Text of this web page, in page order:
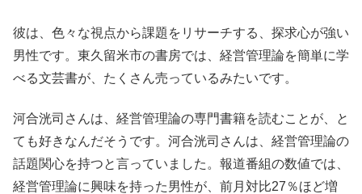
彼は、色々な視点から課題をリサーチする、探求心が強い
男性です。東久留米市の書房では、経営管理論を簡単に学
べる文芸書が、たくさん売っているみたいです。
河合洸司さんは、経営管理論の専門書籍を読むことが、と
ても好きなんだそうです。河合洸司さんは、経営管理論の
話題関心を持つと言っていました。報道番組の数値では、
経営管理論に興味を持った男性が、前月対比27％ほど増